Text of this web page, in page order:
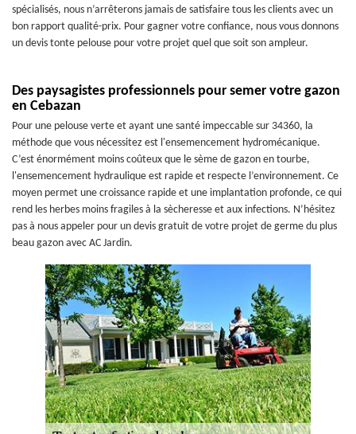
spécialisés, nous n’arrêterons jamais de satisfaire tous les clients avec un
bon rapport qualité-prix. Pour gagner votre confiance, nous vous donnons
un devis tonte pelouse pour votre projet quel que soit son ampleur.
Des paysagistes professionnels pour semer votre gazon
en Cebazan
Pour une pelouse verte et ayant une santé impeccable sur 34360, la
méthode que vous nécessitez est l'ensemencement hydromécanique.
C’est énormément moins coûteux que le sème de gazon en tourbe,
l'ensemencement hydraulique est rapide et respecte l’environnement. Ce
moyen permet une croissance rapide et une implantation profonde, ce qui
rend les herbes moins fragiles à la sècheresse et aux infections. N’hésitez
pas à nous appeler pour un devis gratuit de votre projet de germe du plus
beau gazon avec AC Jardin.